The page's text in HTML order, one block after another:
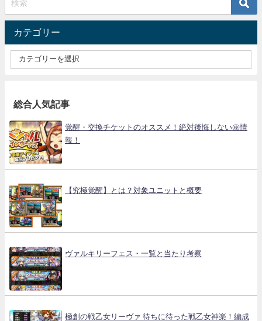
カテゴリー
総合人気記事
覚醒・交換チケットのオススメ！絶対後悔しない㊙情
報！
【究極覚醒】とは？対象ユニットと概要
ヴァルキリーフェス・一覧と当たり考察
極創の戦乙女リーヴァ 待ちに待った戦乙女神楽！編成